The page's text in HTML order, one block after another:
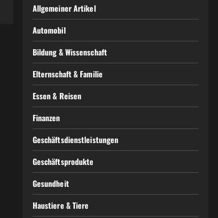
Allgemeiner Artikel
Automobil
Bildung & Wissenschaft
Elternschaft & Familie
Essen & Reisen
Finanzen
Geschäftsdienstleistungen
Geschäftsprodukte
Gesundheit
Haustiere & Tiere